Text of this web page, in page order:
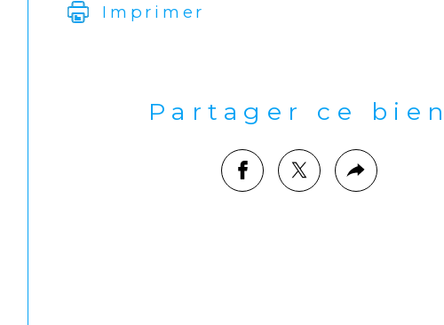
Imprimer
Partager ce bien